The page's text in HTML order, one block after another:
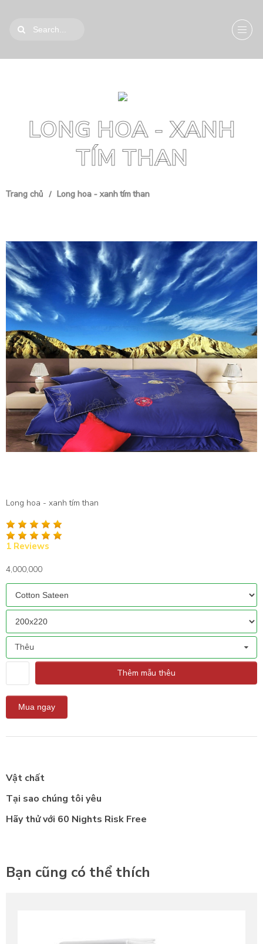
LONG HOA - XANH
TÍM THAN
Trang chủ Long hoa - xanh tím than
Long hoa - xanh tím than
1 Reviews
4,000,000
Thêu
Thêm mẫu thêu
Vật chất
Tại sao chúng tôi yêu
Hãy thử với 60 Nights Risk Free
Bạn cũng có thể thích